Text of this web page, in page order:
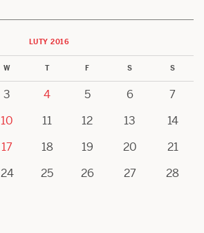
LUTY 2016
W T F S S
3 4 5 6
7
10 11 12 13
14
17 18 19 20
21
24 25 26 27
28